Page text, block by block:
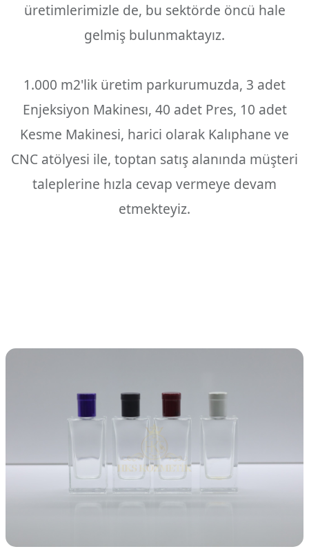
üretimlerimizle de, bu sektörde öncü hale
gelmiş bulunmaktayız.
1.000 m2'lik üretim parkurumuzda, 3 adet
Enjeksiyon Makinesı, 40 adet Pres, 10 adet
Kesme Makinesi, harici olarak Kalıphane ve
CNC atölyesi ile, toptan satış alanında müşteri
taleplerine hızla cevap vermeye devam
etmekteyiz.